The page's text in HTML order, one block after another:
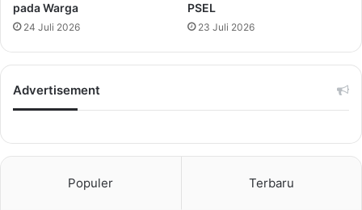
pada Warga
24 Juli 2026
PSEL
23 Juli 2026
Advertisement
Populer Terbaru